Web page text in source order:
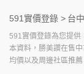
591實價登錄 > 台
591實價登錄為您提供
本資料，勝美讚在售
均價以及周邊社區推薦